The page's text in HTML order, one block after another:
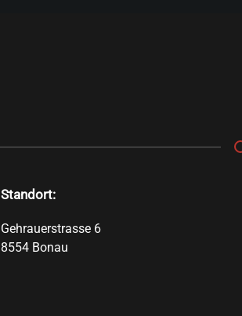
Standort:
Gehrauerstrasse 6
8554 Bonau